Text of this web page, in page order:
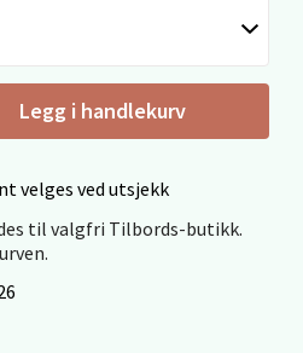
Legg i handlekurv
velges ved utsjekk
til valgfri Tilbords-butikk.
Senter Malmporten